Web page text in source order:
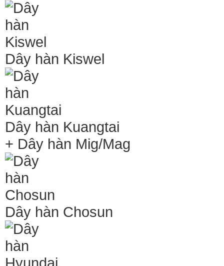
Dây hàn Kiswel
Dây hàn Kuangtai
+ Dây hàn Mig/Mag
Dây hàn Chosun